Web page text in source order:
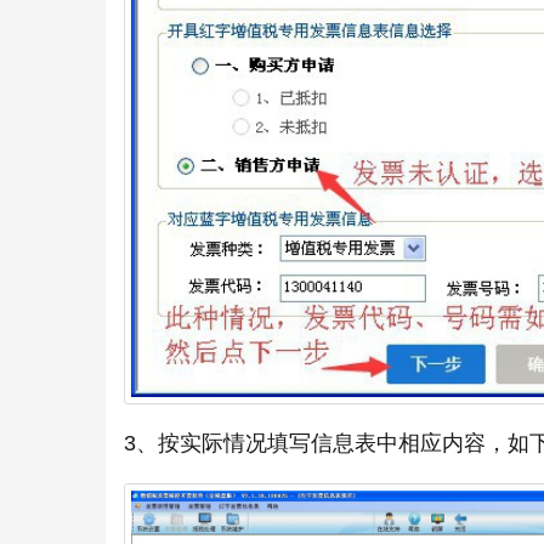
3、按实际情况填写信息表中相应内容，如